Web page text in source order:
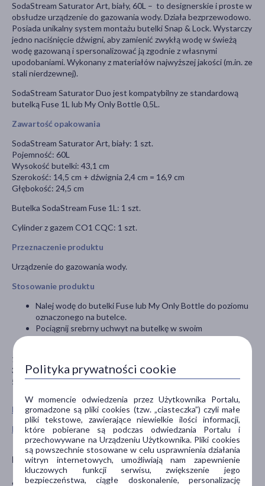
Pokaż wszystkie produkty SODASTREAM
Pokaż wszystkie produkty linii Art marki SodaStream
Producent
SodaStream Saturator Art, biały, 60L – to designerskiei proste w
obsłudze urządzenie do gazowania wody. Działa bezprzewodowo.
Posiada unikalny system montażu butelki Snap & Lock. Wystarczy
jedno naciśnięcie dźwigni, aby zamienić zwykłą wodę w świeżą
wodę gazowaną i spersonalizować ją zgodnie z własnymi
upodobaniami. Wykonany z materiałów najwyższej jakości (m.in. ze
stali nierdzewnej).
SodaStream Saturator Duo jest kompatybilny ze standardową
butelką Fuse 1L lub My Only Bottle0,5L.
Zawartość opakowania
SodaStream Saturator Art, biały: 1 szt.
Pojemność: 60L
Wysokość butelki: 43,1 cm
Szerokość: 14,5 cm + dźwignia 2,4 cm = 16,9 cm
Głębokość: 24,5 cm
Butelka SodaStream Fuse 1L: 1 szt.
Cylinder z gazem CO1 CQC: 1 szt.
Przeznaczenie produktu
Urządzenie do gazowania wody.
Stosowanie produktu
Nalej wodę do butelki Fuse lub My Only Bottledo poziomu
oznaczonego na butelce.
Pociągnij srebrny uchwyt na butelkę w swoim
kierunku. Zamocuj butelkę i dociśnij do pionu.
1-2 naciśnięcia
3-4 naciśnięcia– woda średnio gazowana
5 naciśnięć– woda mocno gazowana.
Polityka prywatności cookie
W momencie odwiedzenia przez Użytkownika Portalu,
gromadzone są pliki cookies (tzw. „ciasteczka”) czyli małe
pliki tekstowe, zawierające niewielkie ilości informacji,
które pobierane są podczas odwiedzania Portalu i
przechowywane na Urządzeniu Użytkownika. Pliki cookies
są powszechnie stosowane w celu usprawnienia działania
witryn internetowych, umożliwiają nam zapewnienie
kluczowych funkcji serwisu, zwiększenie jego
bezpieczeństwa, ciągłe doskonalenie, personalizację